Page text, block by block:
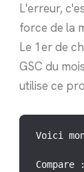
L'erreur,
force de la
Le 1er de
GSC du
utilise ce
Voici
Compare :